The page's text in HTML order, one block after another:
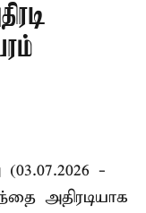
-
அதிரடியாக